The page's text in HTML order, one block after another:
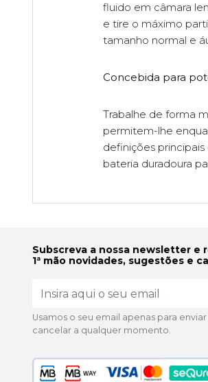
fluido em câmara
e tire o máximo
tamanho normal e
Concebida para
Trabalhe de forma
permitem-lhe
definições
bateria duradoura
Subscreva a nossa newsletter e
1ª mão novidades, sugestões e
Usamos o seu email apenas para
cancelar a qualquer momento.